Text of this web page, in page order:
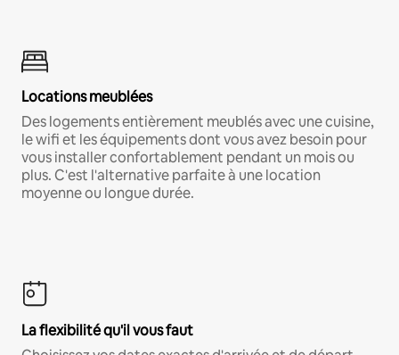
Locations meublées
Des logements entièrement meublés avec une cuisine,
le wifi et les équipements dont vous avez besoin pour
vous installer confortablement pendant un mois ou
plus. C'est l'alternative parfaite à une location
moyenne ou longue durée.
La flexibilité qu'il vous faut